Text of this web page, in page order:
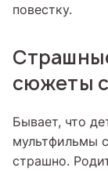
повестку.
сюжеты
Бывает, что
мультфильмы
страшно.